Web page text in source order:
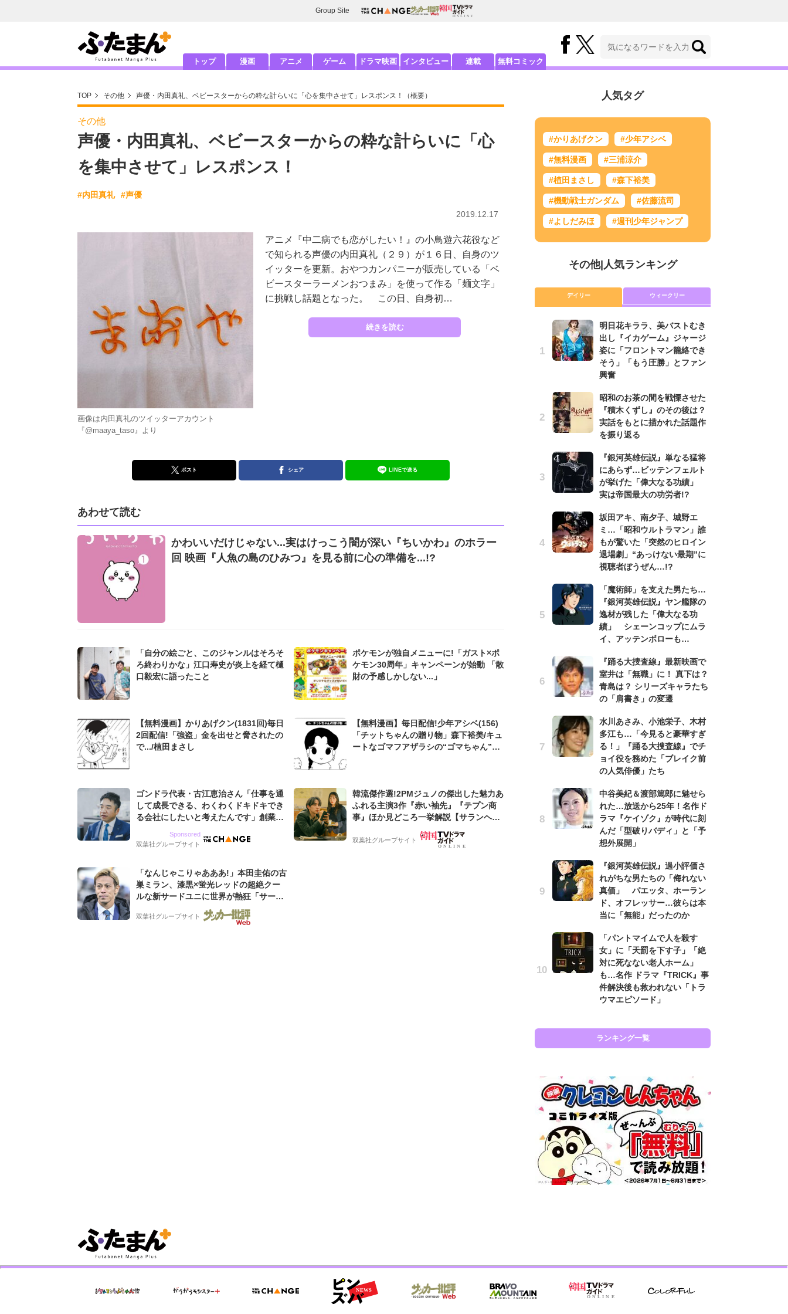
Group Site
トップ 漫画 アニメ ゲーム ドラマ映画 インタビュー 連載 無料コミック
TOP その他 声優・内田真礼、ベビースターからの粋な計らいに「心を集中させて」レスポンス！（概要）
その他
声優・内田真礼、ベビースターからの粋な計らいに「心
を集中させて」レスポンス！
#内田真礼 #声優
2019.12.17
画像は内田真礼のツイッターアカウント
『@maaya_taso』より
アニメ『中二病でも恋がしたい！』の小鳥遊六花役など
で知られる声優の内田真礼（２９）が１６日、自身のツ
イッターを更新。おやつカンパニーが販売している「ベ
ビースターラーメンおつまみ」を使って作る「麺文字」
に挑戦し話題となった。 この日、自身初…
続きを読む
ポスト シェア LINEで送る
あわせて読む
かわいいだけじゃない...実はけっこう闇が深い『ちいかわ』のホラー
回 映画『人魚の島のひみつ』を見る前に心の準備を...!?
「自分の絵ごと、このジャンルはそろそ
ろ終わりかな」江口寿史が炎上を経て樋
口毅宏に語ったこと
ポケモンが独自メニューに!「ガスト×ポ
ケモン30周年」キャンペーンが始動 「散
財の予感しかしない...」
【無料漫画】かりあげクン(1831回)毎日
2回配信!「強盗」金を出せと脅されたの
で.../植田まさし
【無料漫画】毎日配信!少年アシベ(156)
「チットちゃんの贈り物」森下裕美/キュ
ートなゴマフアザラシの“ゴマちゃん”を
ゴンドラ代表・古江恵治さん「仕事を通
して成長できる、わくわくドキドキでき
る会社にしたいと考えたんです」創業来
グ会社のアイデンティティ
Sponsored
双葉社グループサイト
韓流傑作選!2PMジュノの傑出した魅力あ
ふれる主演3作『赤い袖先』『テプン商
事』ほか見どころ一挙解説【サランヘジ
双葉社グループサイト
「なんじゃこりゃあああ!」本田圭佑の古
巣ミラン、漆黒×蛍光レッドの超絶クー
ルな新サードユニに世界が熱狂「サード
なのにズルい」「こりゃかっけえわ」
双葉社グループサイト
人気タグ
#かりあげクン #少年アシベ
#無料漫画 #三浦涼介
#植田まさし #森下裕美
#機動戦士ガンダム #佐藤流司
#よしだみほ #週刊少年ジャンプ
その他| 人気ランキング
デイリー ウィークリー
明日花キララ、美バストむき
出し『イカゲーム』ジャージ
姿に「フロントマン籠絡でき
そう」「もう圧勝」とファン
興奮
昭和のお茶の間を戦慄させた
『積木くずし』のその後は？
実話をもとに描かれた話題作
を振り返る
『銀河英雄伝説』単なる猛将
にあらず…ビッテンフェルト
が挙げた「偉大なる功績」
実は帝国最大の功労者!?
坂田アキ、南夕子、城野エ
ミ…「昭和ウルトラマン」誰
もが驚いた「突然のヒロイン
退場劇」“あっけない最期”に
視聴者ぼうぜん…!?
「魔術師」を支えた男たち…
『銀河英雄伝説』ヤン艦隊の
逸材が残した「偉大なる功
績」 シェーンコップにムラ
イ、アッテンボローも…
『踊る大捜査線』最新映画で
室井は「無職」に！ 真下は？
青島は？ シリーズキャラたち
の「肩書き」の変遷
水川あさみ、小池栄子、木村
多江も…「今見ると豪華すぎ
る！」『踊る大捜査線』でチ
ョイ役を務めた「ブレイク前
の人気俳優」たち
中谷美紀＆渡部篤郎に魅せら
れた…放送から25年！名作ド
ラマ『ケイゾク』が時代に刻
んだ「型破りバディ」と「予
想外展開」
『銀河英雄伝説』過小評価さ
れがちな男たちの「侮れない
真価」 パエッタ、ホーラン
ド、オフレッサー…彼らは本
当に「無能」だったのか
「パントマイムで人を殺す
女」に「天罰を下す子」「絶
対に死なない老人ホーム」
も…名作 ドラマ『TRICK』事
件解決後も救われない「トラ
ウマエピソード」
ランキング一覧